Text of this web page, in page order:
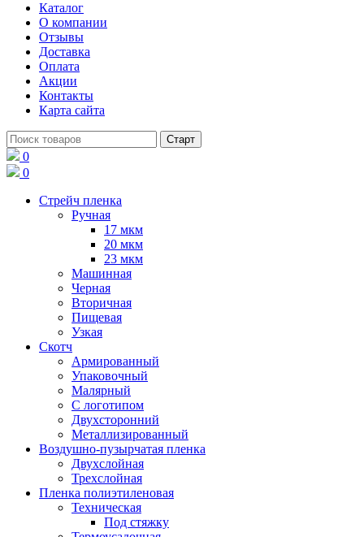
Каталог
О компании
Отзывы
Доставка
Оплата
Акции
Контакты
Карта сайта
0
0
Стрейч пленка
Ручная
17 мкм
20 мкм
23 мкм
Машинная
Черная
Вторичная
Пищевая
Узкая
Скотч
Армированный
Упаковочный
Малярный
С логотипом
Двухсторонний
Металлизированный
Воздушно-пузырчатая пленка
Двухслойная
Трехслойная
Пленка полиэтиленовая
Техническая
Под стяжку